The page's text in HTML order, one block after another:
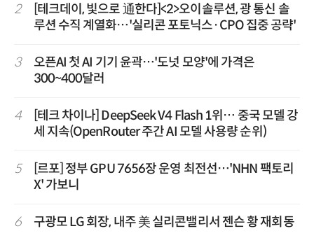
2
[테크데이, 빛으로 通한다]<2>오이솔루션, 광 통신 솔
루션 수직 계열화…'실리콘 포토닉스·CPO 집중 공략'
3
오픈AI 첫 AI 기기 윤곽…'도넛 모양'에 가격은
300~400달러
4
[테크 차이나] DeepSeek V4 Flash 1위… 중국 모델 강
세 지속(OpenRouter 주간 AI 모델 사용량 순위)
5
[르포] 정부 GPU 7656장 운영 최전선…'NHN 팩토리
X' 가보니
6 구광모 LG 회장, 내주 美 실리콘밸리서 젠슨 황 재회동